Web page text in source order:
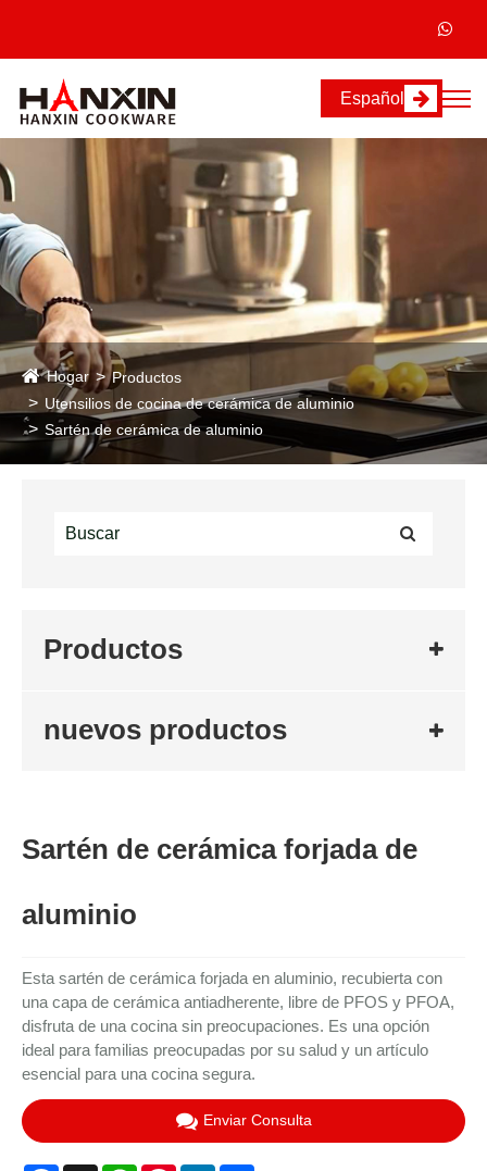
Español
Hogar
Productos
Utensilios de cocina de cerámica de aluminio
Sartén de cerámica de aluminio
Productos
nuevos productos
Sartén de cerámica forjada de
aluminio
Esta sartén de cerámica forjada en aluminio, recubierta con
una capa de cerámica antiadherente, libre de PFOS y PFOA,
disfruta de una cocina sin preocupaciones. Es una opción
ideal para familias preocupadas por su salud y un artículo
esencial para una cocina segura.
Enviar Consulta